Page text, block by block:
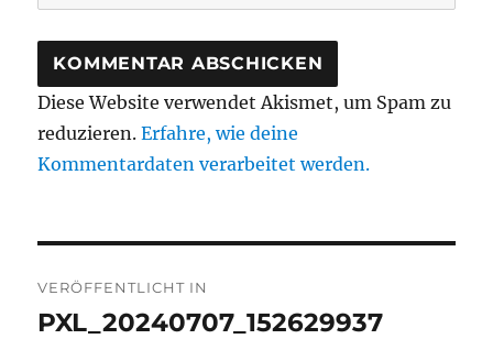
Diese Website verwendet Akismet, um Spam zu
reduzieren.Erfahre, wie deine
Kommentardaten verarbeitet werden.
VERÖFFENTLICHT IN
PXL_20240707_152629937